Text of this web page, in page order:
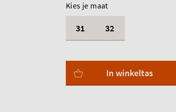
Kies je maat
31 32
In winkeltas